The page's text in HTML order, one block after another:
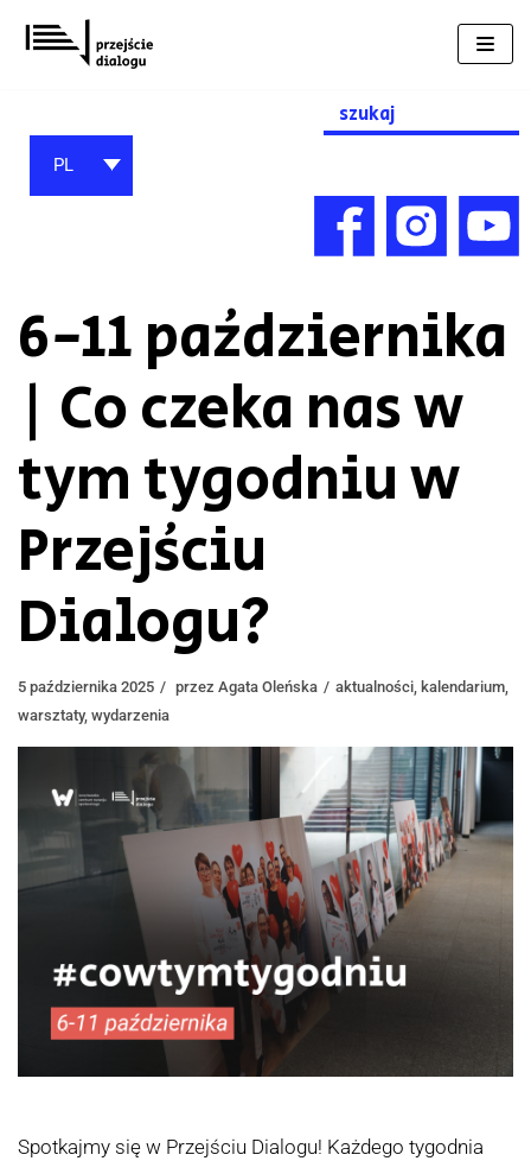
Przejdź
do
Search
for:
PL
6-11 października
| Co czeka nas w
tym tygodniu w
Przejściu
Dialogu?
5 października 2025 przez Agata Oleńska aktualności kalendarium
warsztaty, wydarzenia
Spotkajmy się w Przejściu Dialogu! Każdego tygodnia